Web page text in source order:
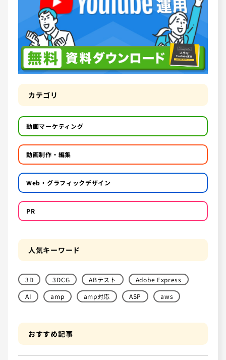
カテゴリ
動画マーケティング
動画制作・編集
Web・グラフィックデザイン
PR
人気キーワード
3D 3DCG ABテスト
Adobe Express
AI
amp amp対応 ASP aws
おすすめ記事